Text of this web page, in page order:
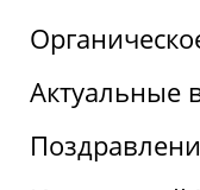
Актуальные